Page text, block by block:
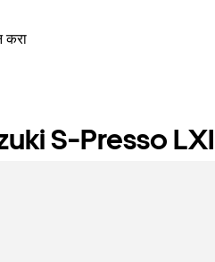
करा
S-Presso LXI